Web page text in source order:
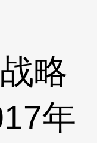
略
年